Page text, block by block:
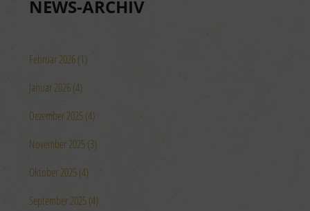
NEWS-ARCHIV
Februar 2026 (1)
Januar 2026 (4)
Dezember 2025 (4)
November 2025 (3)
Oktober 2025 (4)
September 2025 (4)